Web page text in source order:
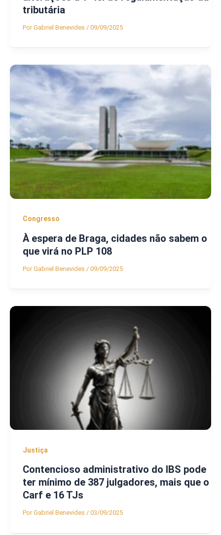
tributária
PorGabriel Benevides / 09/09/2025
Congresso
À espera de Braga, cidades não sabem o
que virá no PLP 108
PorGabriel Benevides / 09/09/2025
Justiça
Contencioso administrativo do IBS pode
ter mínimo de 387 julgadores, mais que o
Carf e 16 TJs
PorGabriel Benevides / 03/09/2025